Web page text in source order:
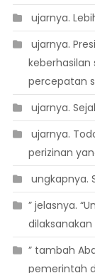
 ujarnya.
 ujarnya.
percepatan
 ujarnya.
 ujarnya.
perizinan
 ungkapnya.
” jelasnya.
” tambah
pemerintah